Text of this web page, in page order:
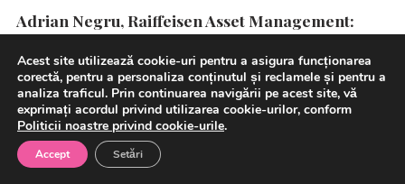
Adrian Negru, Raiffeisen Asset Management:
cultura investițiilor; pregătim un nou fond care va
valorifica marile transformări globale
Acest site utilizează cookie-uri pentru a asigura funcționarea
corectă, pentru a personaliza conținutul și reclamele și pentru a
analiza traficul. Prin continuarea navigării pe acest site, vă
exprimați acordul privind utilizarea cookie-urilor, conform
Politicii noastre privind cookie-urile.
Accept Setări